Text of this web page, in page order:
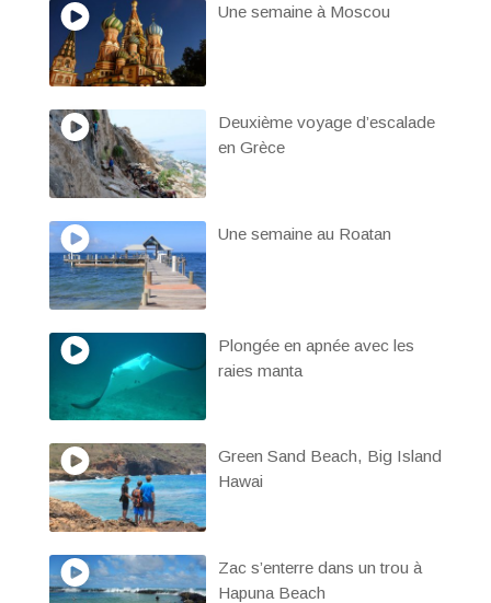
Une semaine à Moscou
Deuxième voyage d’escalade
en Grèce
Une semaine au Roatan
Plongée en apnée avec les
raies manta
Green Sand Beach, Big Island
Hawai
Zac s’enterre dans un trou à
Hapuna Beach